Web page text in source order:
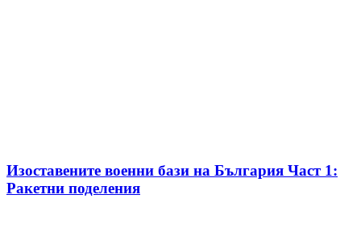
Изоставените военни бази на България Част 1:
Ракетни поделения